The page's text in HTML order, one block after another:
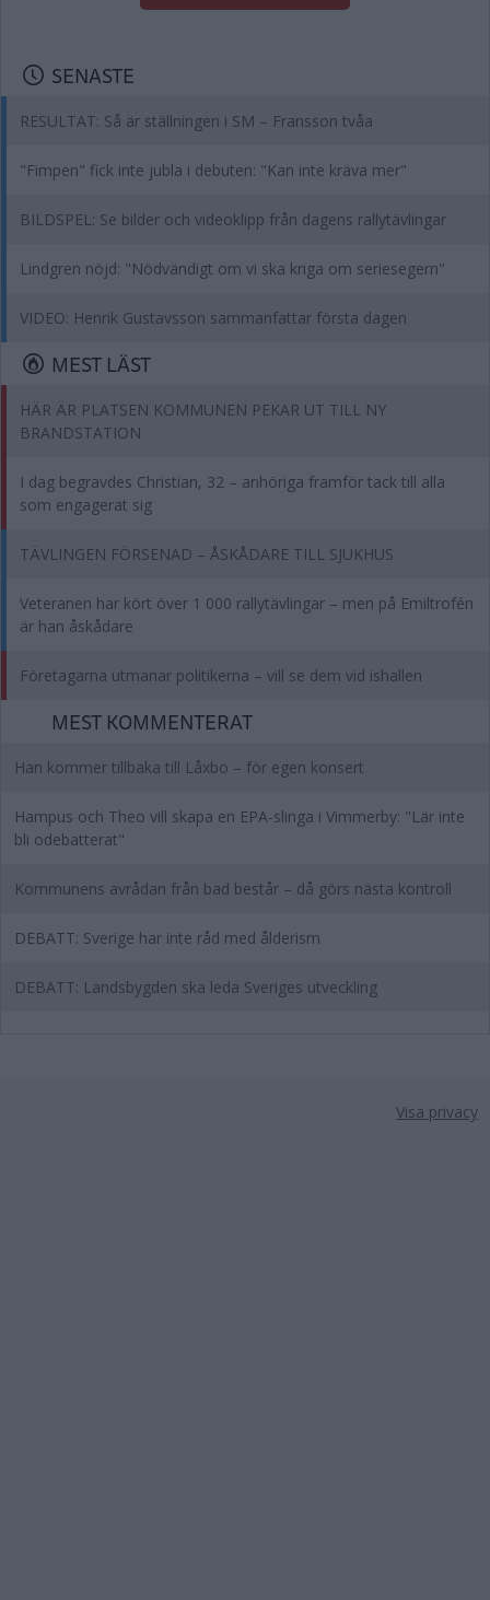
SENASTE
RESULTAT: Så är ställningen i SM – Fransson tvåa
"Fimpen" fick inte jubla i debuten: "Kan inte kräva mer"
BILDSPEL: Se bilder och videoklipp från dagens rallytävlingar
Lindgren nöjd: "Nödvändigt om vi ska kriga om seriesegern"
VIDEO: Henrik Gustavsson sammanfattar första dagen
MEST LÄST
HÄR ÄR PLATSEN KOMMUNEN PEKAR UT TILL NY
BRANDSTATION
I dag begravdes Christian, 32 – anhöriga framför tack till alla
som engagerat sig
TÄVLINGEN FÖRSENAD – ÅSKÅDARE TILL SJUKHUS
Veteranen har kört över 1 000 rallytävlingar – men på Emiltrofén
är han åskådare
Företagarna utmanar politikerna – vill se dem vid ishallen
MEST KOMMENTERAT
Han kommer tillbaka till Låxbo – för egen konsert
Hampus och Theo vill skapa en EPA-slinga i Vimmerby: "Lär inte
bli odebatterat"
Kommunens avrådan från bad består – då görs nästa kontroll
DEBATT: Sverige har inte råd med ålderism
DEBATT: Landsbygden ska leda Sveriges utveckling
Visa privacy